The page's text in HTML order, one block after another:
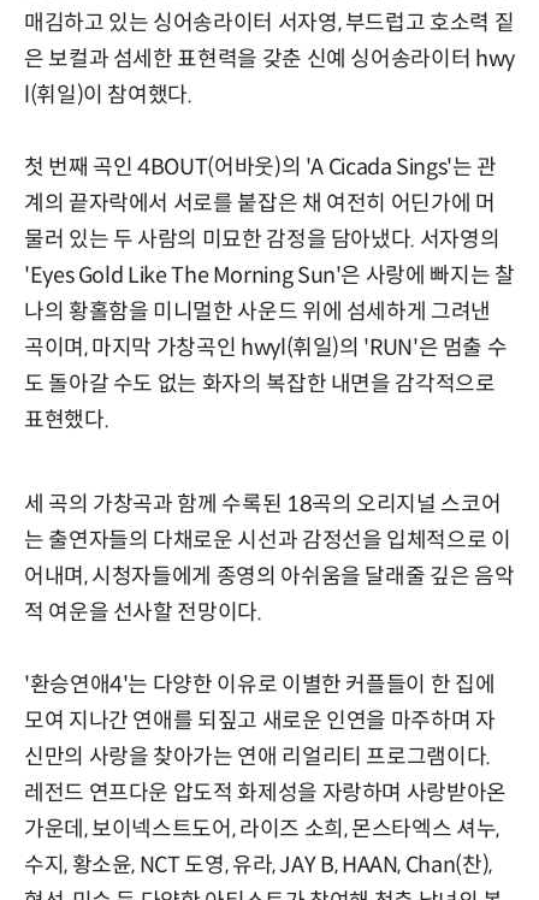
매김하고 있는 싱어송라이터 서자영, 부드럽고 호소력 짙
은 보컬과 섬세한 표현력을 갖춘 신예 싱어송라이터 hwy
l(휘일)이 참여했다.
첫 번째 곡인 4BOUT(어바웃)의 'A Cicada Sings'는 관
계의 끝자락에서 서로를 붙잡은 채 여전히 어딘가에 머
물러 있는 두 사람의 미묘한 감정을 담아냈다. 서자영의
'Eyes Gold Like The Morning Sun'은 사랑에 빠지는 찰
나의 황홀함을 미니멀한 사운드 위에 섬세하게 그려낸
곡이며, 마지막 가창곡인 hwyl(휘일)의 'RUN'은 멈출 수
도 돌아갈 수도 없는 화자의 복잡한 내면을 감각적으로
표현했다.
세 곡의 가창곡과 함께 수록된 18곡의 오리지널 스코어
는 출연자들의 다채로운 시선과 감정선을 입체적으로 이
어내며, 시청자들에게 종영의 아쉬움을 달래줄 깊은 음악
적 여운을 선사할 전망이다.
'환승연애4'는 다양한 이유로 이별한 커플들이 한 집에
모여 지나간 연애를 되짚고 새로운 인연을 마주하며 자
신만의 사랑을 찾아가는 연애 리얼리티 프로그램이다.
레전드 연프다운 압도적 화제성을 자랑하며 사랑받아온
가운데, 보이넥스트도어, 라이즈 소희, 몬스타엑스 셔누,
수지, 황소윤, NCT 도영, 유라, JAY B, HAAN, Chan(찬),